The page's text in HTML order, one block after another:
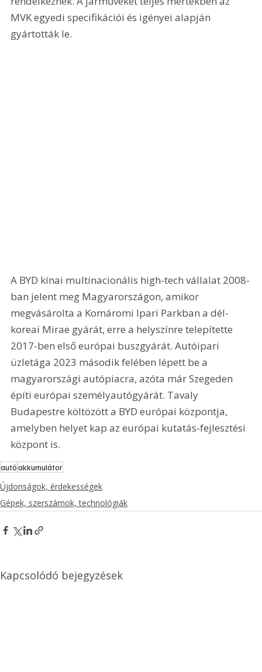
MVK egyedi specifikációi és igényei alapján
gyártották le.
A BYD kínai multinacionális high-tech vállalat 2008-
ban jelent meg Magyarországon, amikor
megvásárolta a Komáromi Ipari Parkban a dél-
koreai Mirae gyárát, erre a helyszínre telepítette
2017-ben első európai buszgyárát. Autóipari
üzletága 2023 második felében lépett be a
magyarországi autópiacra, azóta már Szegeden
építi európai személyautógyárát. Tavaly
Budapestre költözött a BYD európai központja,
amelyben helyet kap az európai kutatás-fejlesztési
központ is.
autóakkumulátor
Újdonságok, érdekességek
Gépek, szerszámok, technológiák
Kapcsolódó bejegyzések